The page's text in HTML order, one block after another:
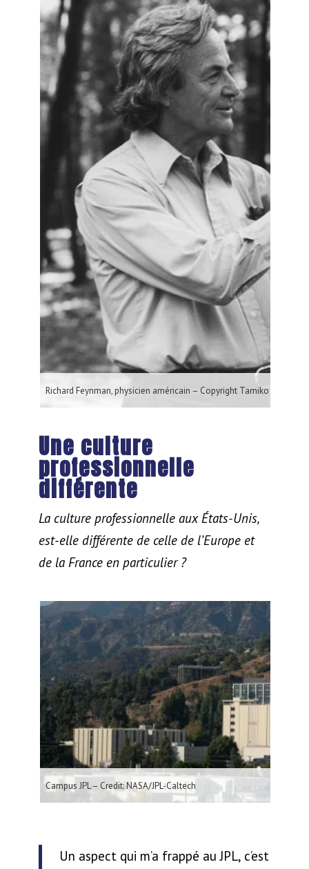
Richard Feynman, physicien américain – Copyright Tamiko Thiel
Une culture
professionnelle
différente
La culture professionnelle aux États-Unis,
est-elle différente de celle de l’Europe et
de la France en particulier ?
Campus JPL – Credit: NASA/JPL-Caltech
Un aspect qui m’a frappé au JPL, c’est